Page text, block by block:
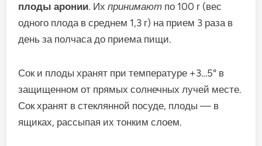
плоды аронии. Ихпринимают по 100 г (вес
одного плода в среднем 1,3 г) на прием 3 раза в
день за полчаса до приема пищи.
Сок и плоды хранят при температуре +3…5° в
защищенном от прямых солнечных лучей месте.
Сок хранят в стеклянной посуде, плоды — в
ящиках, рассыпая их тонким слоем.